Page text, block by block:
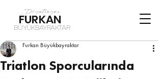
Diyetisyen
FURKAN
BÜYÜKBAYRAKTAR
Triatlon Sporcularında
Furkan Büyükbayraktar